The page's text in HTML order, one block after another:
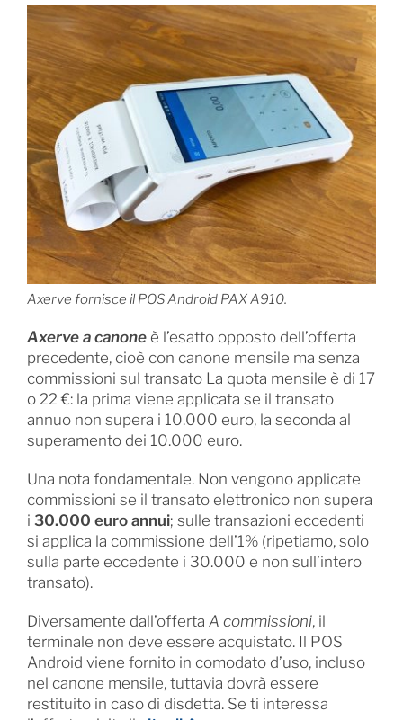
Axerve fornisce il POS Android PAX A910.
Axerve a canoneè l’esatto opposto dell’offerta
precedente, cioè con canone mensile ma senza
commissioni sul transato La quota mensile è di 17
o 22 €: la prima viene applicata se il transato
annuo non supera i 10.000 euro, la seconda al
superamento dei 10.000 euro.
Una nota fondamentale. Non vengono applicate
commissioni se il transato elettronico non supera
i 30.000 euro annui; sulle transazioni eccedenti
si applica la commissione dell’1% (ripetiamo, solo
sulla parte eccedente i 30.000 e non sull’intero
transato).
Diversamente dall’offerta A commissioni, il
terminale non deve essere acquistato. Il POS
Android viene fornito in comodato d’uso, incluso
nel canone mensile, tuttavia dovrà essere
restituito in caso di disdetta. Se ti interessa